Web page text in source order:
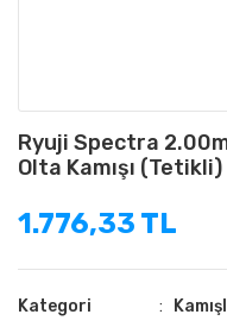
Ryuji Spectra
Olta Kamışı (Tetikli)
1.776,33 TL
Kategori